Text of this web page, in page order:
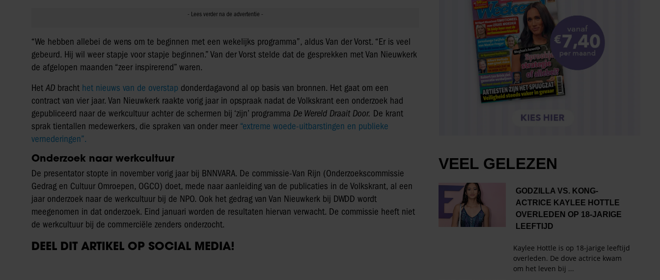
“We hebben allebei de wens om te beginnen met een wekelijks programma”, aldus Van der Vorst. “Er is veel
gebeurd. Hij wil weer stapje voor stapje beginnen.” Van der Vorst stelde dat de gesprekken met Van Nieuwkerk
de afgelopen maanden “zeer inspirerend” waren.
Het AD bracht het nieuws van de overstap donderdagavond al op basis van bronnen. Het gaat om een
contract van vier jaar. Van Nieuwkerk raakte vorig jaar in opspraak nadat de Volkskrant een onderzoek had
gepubliceerd naar de werkcultuur achter de schermen bij ‘zijn’ programma De Wereld Draait Door. De krant
sprak tientallen medewerkers, die spraken van onder meer “extreme woede-uitbarstingen en publieke
vernederingen”.
Onderzoek naar werkcultuur
De presentator stopte in november vorig jaar bij BNNVARA. De commissie-Van Rijn (Onderzoekscommissie
Gedrag en Cultuur Omroepen, OGCO) doet, mede naar aanleiding van de publicaties in de Volkskrant, al een
jaar onderzoek naar de werkcultuur bij de NPO. Ook het gedrag van Van Nieuwkerk bij DWDD wordt
meegenomen in dat onderzoek. Eind januari worden de resultaten hiervan verwacht. De commissie heeft niet
de werkcultuur bij de commerciële zenders onderzocht.
DEEL DIT ARTIKEL OP SOCIAL MEDIA!